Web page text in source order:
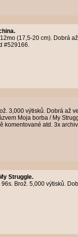
(17,5-20 cm). Dobrá
#529166.
3,000 výtisků. Dobrá až
Moja borba / My
komentované atd. 3x
Struggle.
Brož. 5,000 výtisků.